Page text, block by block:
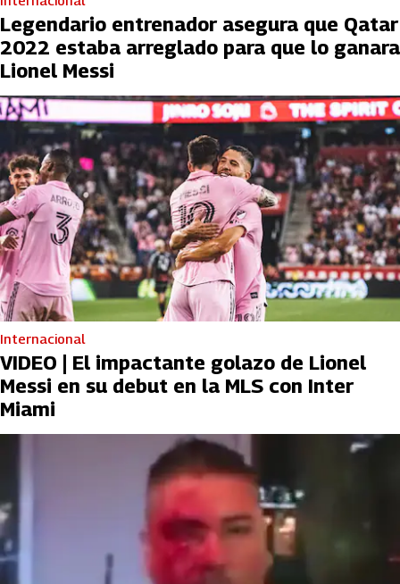
Legendario entrenador asegura que Qatar
2022 estaba arreglado para que lo ganara
Lionel Messi
Internacional
VIDEO | El impactante golazo de Lionel
Messi en su debut en la MLS con Inter
Miami